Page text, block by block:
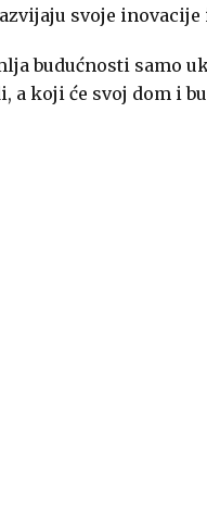
svoje inovacije
budućnosti samo
koji će svoj dom i